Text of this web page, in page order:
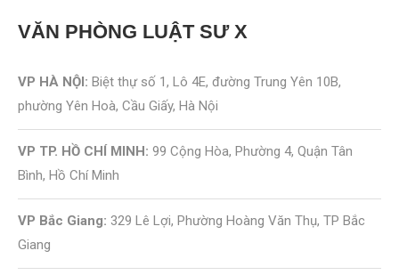
VĂN PHÒNG LUẬT SƯ X
VP HÀ NỘI: Biệt thự số 1, Lô 4E, đường Trung Yên 10B,
phường Yên Hoà, Cầu Giấy, Hà Nội
VP TP. HỒ CHÍ MINH: 99 Cộng Hòa, Phường 4, Quận Tân
Bình, Hồ Chí Minh
VP Bắc Giang: 329 Lê Lợi, Phường Hoàng Văn Thụ, TP Bắc
Giang